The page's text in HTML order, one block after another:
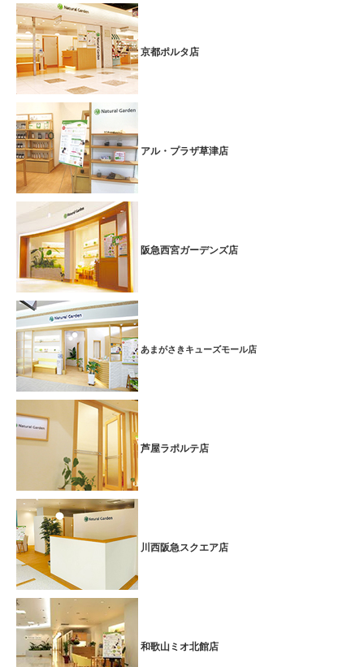
京都ポルタ店
アル・プラザ草津店
阪急西宮ガーデンズ店
あまがさきキューズモール店
芦屋ラポルテ店
川西阪急スクエア店
和歌山ミオ北館店